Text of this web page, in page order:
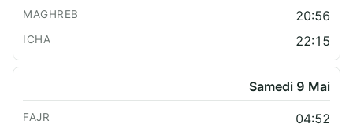
20:56
22:15
Samedi 9 Mai
04:52